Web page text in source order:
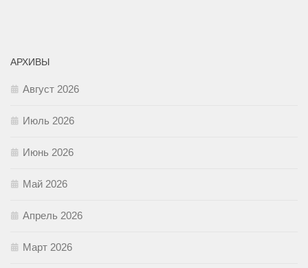
АРХИВЫ
Август 2026
Июль 2026
Июнь 2026
Май 2026
Апрель 2026
Март 2026